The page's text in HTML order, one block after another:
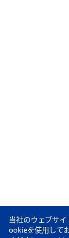
当社のウェブサ
ookieを使用して